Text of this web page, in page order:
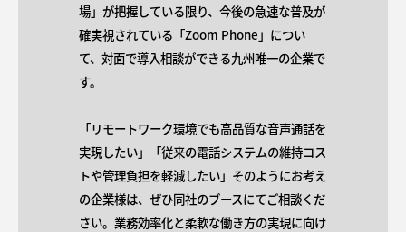
場」が把握している限り、今後の急速な普及が
確実視されている「Zoom Phone」につい
て、対面で導入相談ができる九州唯一の企業で
す。
「リモートワーク環境でも高品質な音声通話を
実現したい」「従来の電話システムの維持コス
トや管理負担を軽減したい」そのようにお考え
の企業様は、ぜひ同社のブースにてご相談くだ
さい。業務効率化と柔軟な働き方の実現に向け